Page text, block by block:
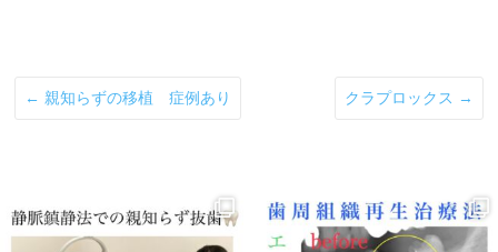
← 親知らずの移植 症例あり クラプロックス →